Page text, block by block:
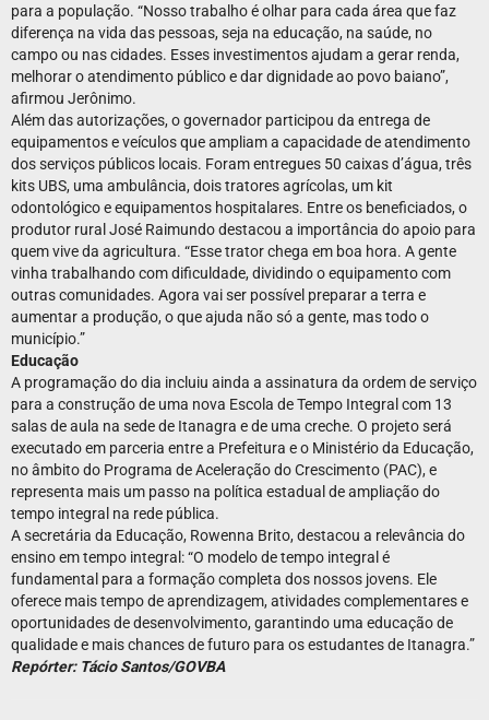
para a população. “Nosso trabalho é olhar para cada área que faz
diferença na vida das pessoas, seja na educação, na saúde, no
campo ou nas cidades. Esses investimentos ajudam a gerar renda,
melhorar o atendimento público e dar dignidade ao povo baiano”,
afirmou Jerônimo.
Além das autorizações, o governador participou da entrega de
equipamentos e veículos que ampliam a capacidade de atendimento
dos serviços públicos locais. Foram entregues 50 caixas d’água, três
kits UBS, uma ambulância, dois tratores agrícolas, um kit
odontológico e equipamentos hospitalares. Entre os beneficiados, o
produtor rural José Raimundo destacou a importância do apoio para
quem vive da agricultura. “Esse trator chega em boa hora. A gente
vinha trabalhando com dificuldade, dividindo o equipamento com
outras comunidades. Agora vai ser possível preparar a terra e
aumentar a produção, o que ajuda não só a gente, mas todo o
município.”
Educação
A programação do dia incluiu ainda a assinatura da ordem de serviço
para a construção de uma nova Escola de Tempo Integral com 13
salas de aula na sede de Itanagra e de uma creche. O projeto será
executado em parceria entre a Prefeitura e o Ministério da Educação,
no âmbito do Programa de Aceleração do Crescimento (PAC), e
representa mais um passo na política estadual de ampliação do
tempo integral na rede pública.
A secretária da Educação, Rowenna Brito, destacou a relevância do
ensino em tempo integral: “O modelo de tempo integral é
fundamental para a formação completa dos nossos jovens. Ele
oferece mais tempo de aprendizagem, atividades complementares e
oportunidades de desenvolvimento, garantindo uma educação de
qualidade e mais chances de futuro para os estudantes de Itanagra.”
Repórter: Tácio Santos/GOVBA